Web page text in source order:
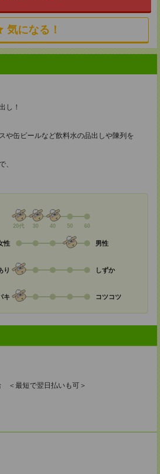
気になる！
し！
や缶ビールなど飲料水の品出しや陳列を
、
20代 30 40 50 60
性 男性
り しずか
キ コツコツ
＜最短で翌日払いも可＞